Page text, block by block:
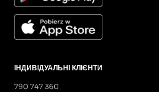
ІНДИВІДУАЛЬНІ КЛІЄНТИ
790 747 360